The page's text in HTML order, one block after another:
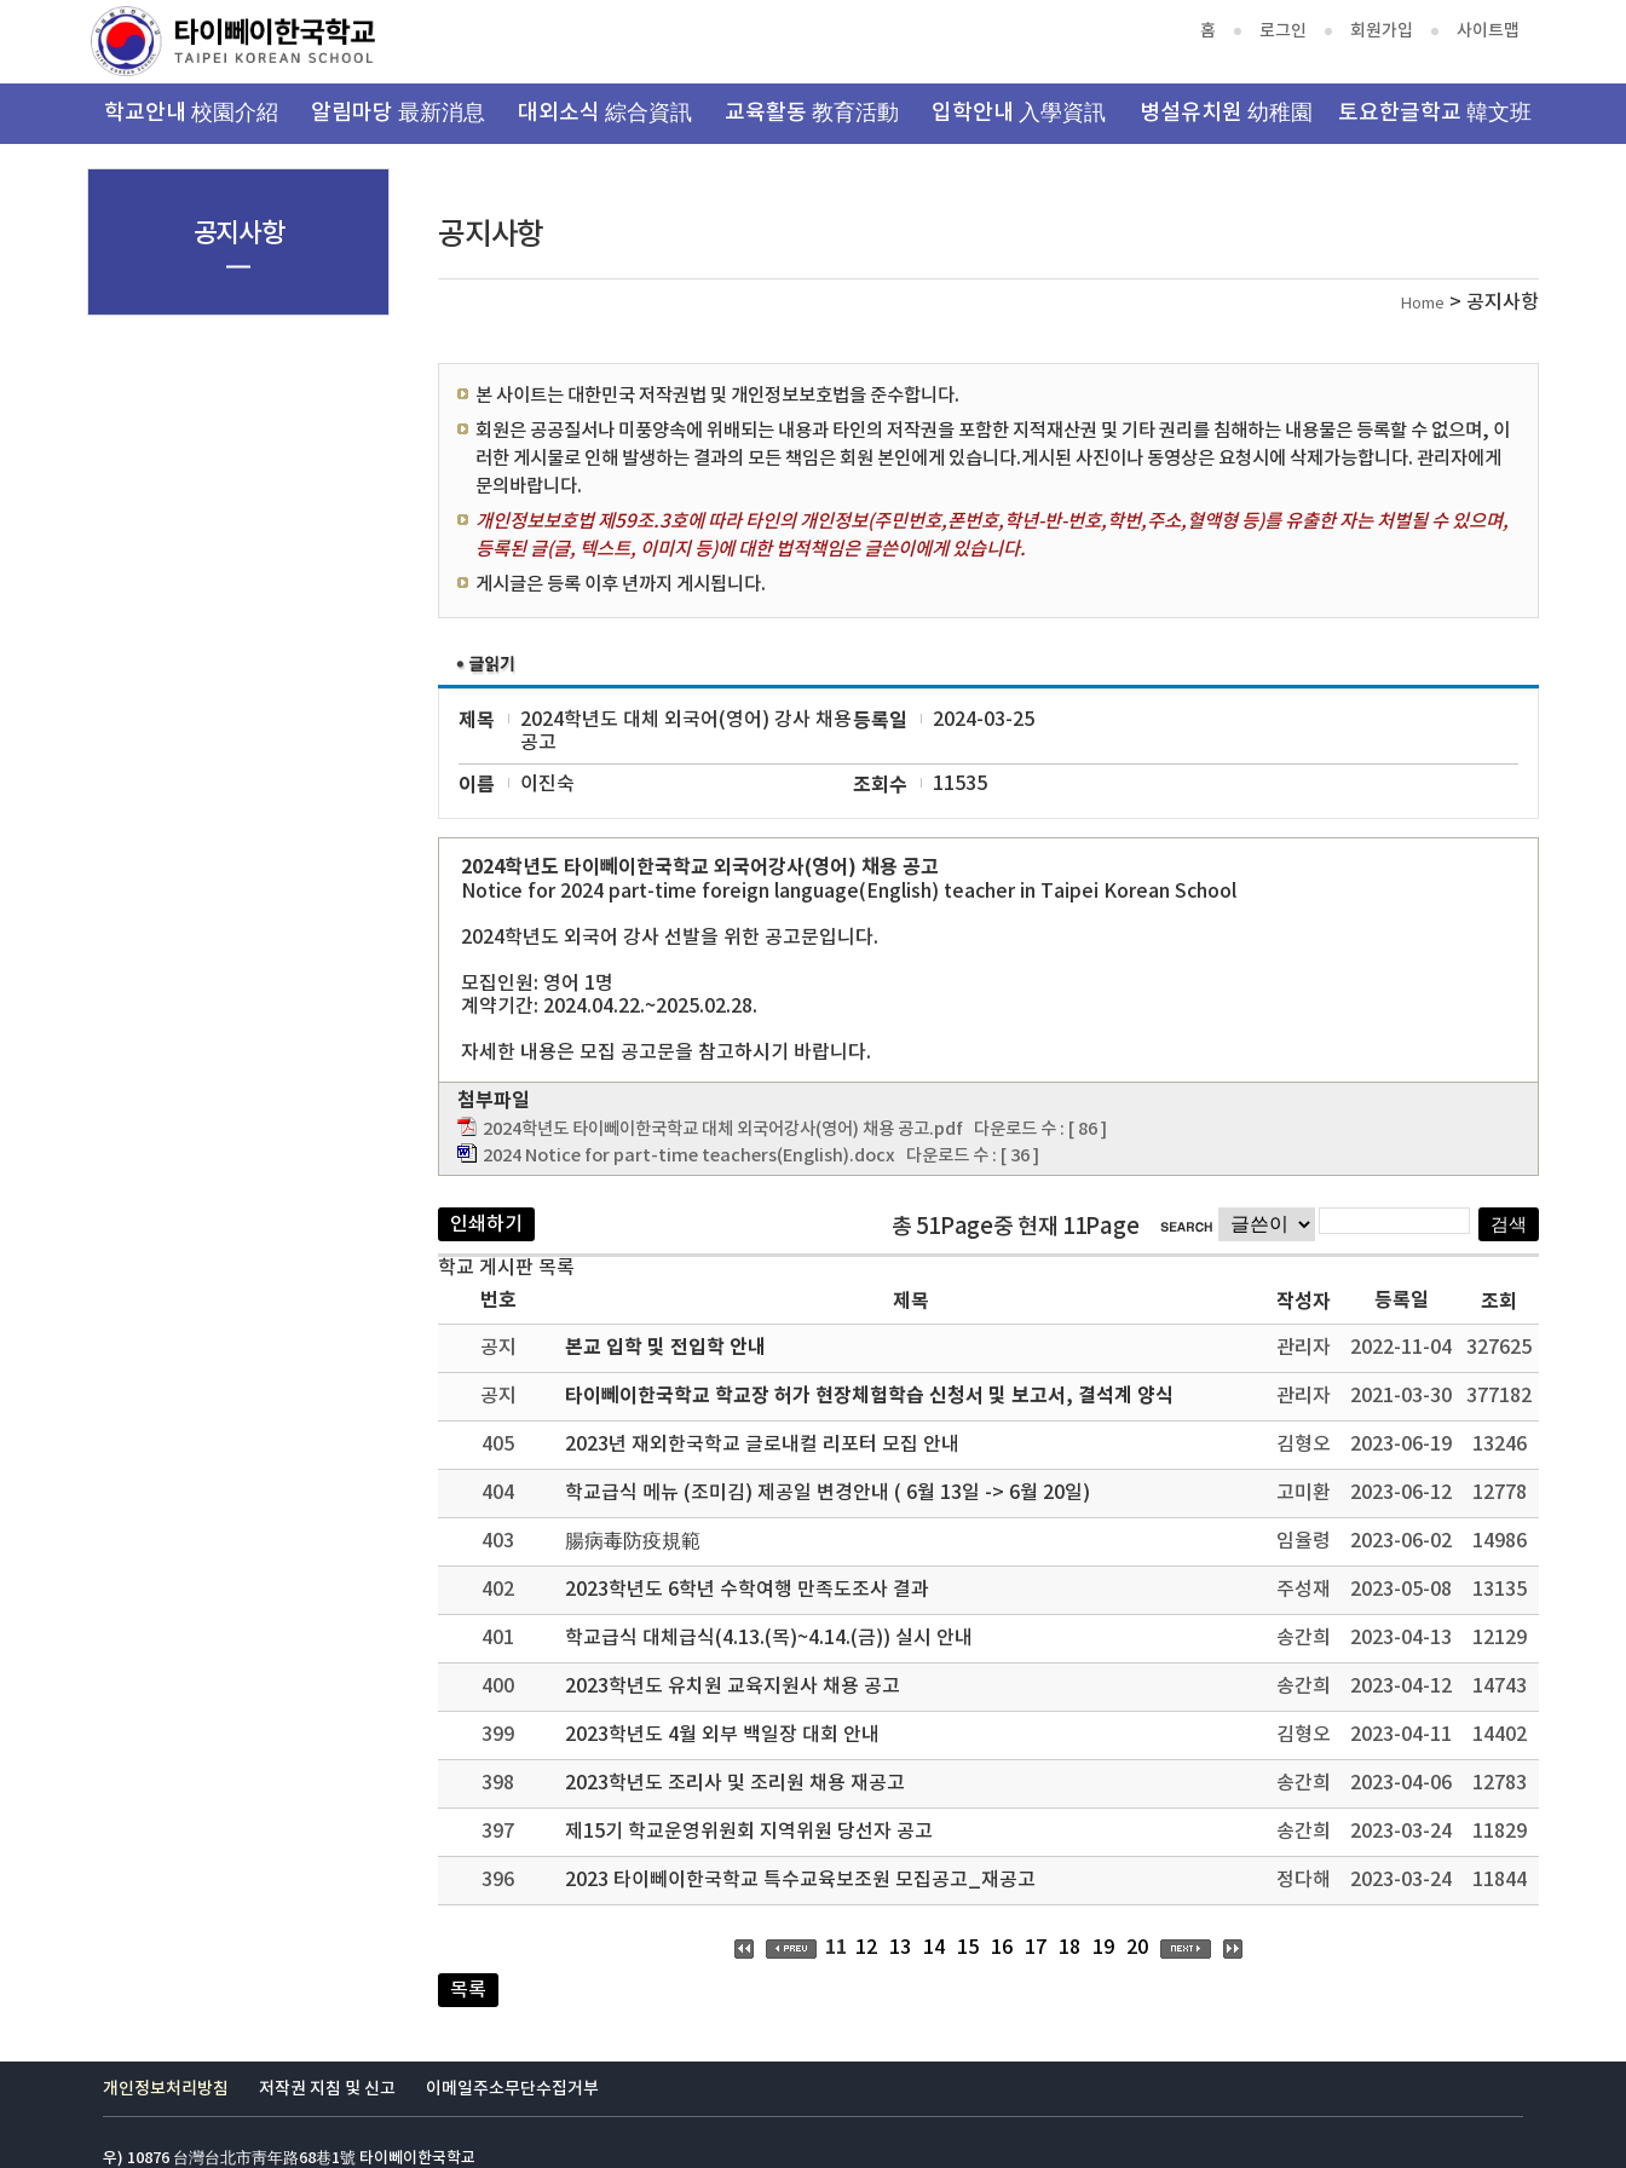
뉴
홈 로그인 회원가입 사이트맵
학교안내 校園介紹 알림마당 最新消息 대외소식 綜合資訊 교육활동 教育活動 입학안내 入學資訊 병설유치원 幼稚園 토요한글학교 韓文班
공지사항
Home > 공지사항
본 사이트는 대한민국 저작권법 및 개인정보보호법을 준수합니다.
회원은 공공질서나 미풍양속에 위배되는 내용과 타인의 저작권을 포함한 지적재산권 및 기타 권리를 침해하는 내용물은 등록할 수 없으며, 이
러한 게시물로 인해 발생하는 결과의 모든 책임은 회원 본인에게 있습니다.게시된 사진이나 동영상은 요청시에 삭제가능합니다. 관리자에게
문의바랍니다.
개인정보보호법 제59조.3호에 따라 타인의 개인정보(주민번호,폰번호,학년-반-번호,학번,주소,혈액형 등)를 유출한 자는 처벌될 수 있으며,
등록된 글(글, 텍스트, 이미지 등)에 대한 법적책임은 글쓴이에게 있습니다.
게시글은 등록 이후 년까지 게시됩니다.
제목
2024학년도 대체 외국어(영어) 강사 채용
공고
등록일 2024-03-25
이름 이진숙 조회수 11535
2024학년도 타이뻬이한국학교 외국어강사(영어) 채용 공고
Notice for 2024 part-time foreign language(English) teacher in Taipei Korean School
2024학년도 외국어 강사 선발을 위한 공고문입니다.
모집인원: 영어 1명
계약기간: 2024.04.22.~2025.02.28.
자세한 내용은 모집 공고문을 참고하시기 바랍니다.
첨부파일
2024학년도 타이뻬이한국학교 대체 외국어강사(영어) 채용 공고.pdf 다운로드 수 : [ 86 ]
2024 Notice for part-time teachers(English).docx 다운로드 수 : [ 36 ]
인쇄하기 총 51Page중 현재 11Page
학교 게시판 목록
번호 제목 작성자 등록일 조회
공지 본교 입학 및 전입학 안내 관리자 2022-11-04 327625
공지 타이뻬이한국학교 학교장 허가 현장체험학습 신청서 및 보고서, 결석계 양식 관리자 2021-03-30 377182
405 2023년 재외한국학교 글로내컬 리포터 모집 안내 김형오 2023-06-19 13246
404 학교급식 메뉴 (조미김) 제공일 변경안내 ( 6월 13일 -> 6월 20일) 고미환 2023-06-12 12778
403 腸病毒防疫規範 임율령 2023-06-02 14986
402 2023학년도 6학년 수학여행 만족도조사 결과 주성재 2023-05-08 13135
401 학교급식 대체급식(4.13.(목)~4.14.(금)) 실시 안내 송간희 2023-04-13 12129
400 2023학년도 유치원 교육지원사 채용 공고 송간희 2023-04-12 14743
399 2023학년도 4월 외부 백일장 대회 안내 김형오 2023-04-11 14402
398 2023학년도 조리사 및 조리원 채용 재공고 송간희 2023-04-06 12783
397 제15기 학교운영위원회 지역위원 당선자 공고 송간희 2023-03-24 11829
396 2023 타이뻬이한국학교 특수교육보조원 모집공고_재공고 정다해 2023-03-24 11844
11 12 13 14 15 16 17 18 19
20
목록
공지사항
개인정보처리방침 저작권 지침 및 신고 이메일주소무단수집거부
우) 10876 台灣台北市靑年路68巷1號 타이뻬이한국학교